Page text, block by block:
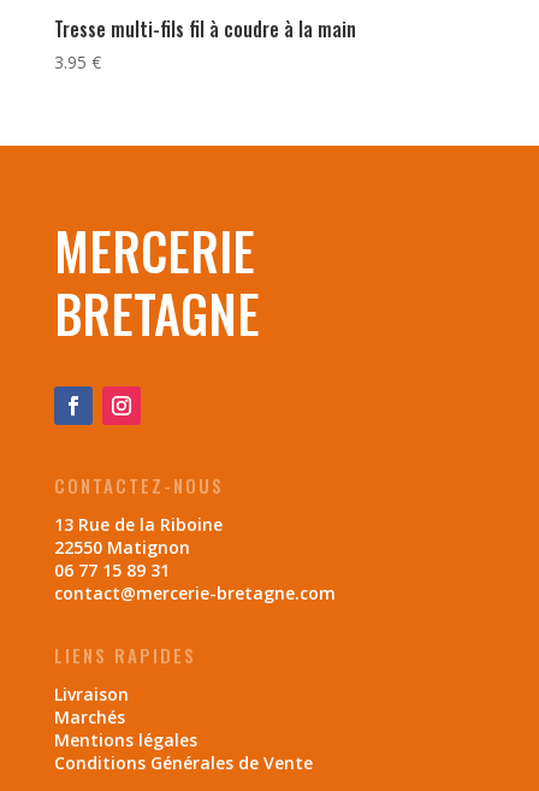
Tresse multi-fils fil à coudre à la main
3.95 €
MERCERIE
BRETAGNE
CONTACTEZ-NOUS
13 Rue de la Riboine
22550 Matignon
06 77 15 89 31
contact@mercerie-bretagne.com
LIENS RAPIDES
Livraison
Marchés
Mentions légales
Conditions Générales de Vente